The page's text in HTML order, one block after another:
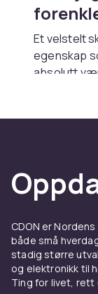
Et velstelt
egenskap
absolutt
være lurt å
Hva
kjøper
avklippede
som vil
CDON er
både små
stadig større
og elektronikk til
Ting for livet, rett